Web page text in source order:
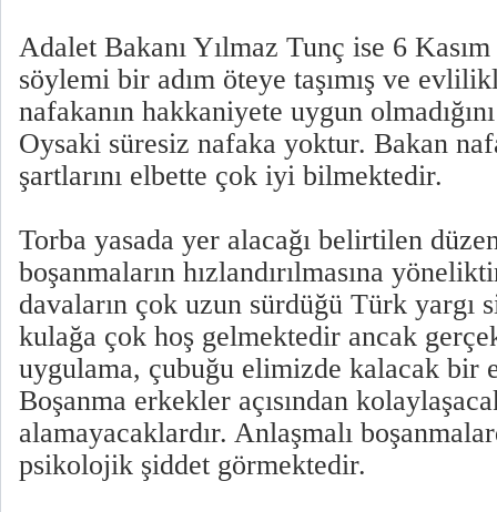
Adalet Bakanı Yılmaz Tunç ise 6
söylemi bir adım öteye taşımış ve
nafakanın hakkaniyete uygun
Oysaki süresiz nafaka yoktur. Bakan
şartlarını elbette çok iyi bilmektedir.
Torba yasada yer alacağı belirtilen
boşanmaların hızlandırılmasına
davaların çok uzun sürdüğü Türk yargı
kulağa çok hoş gelmektedir ancak
uygulama, çubuğu elimizde kalacak bir
Boşanma erkekler açısından
alamayacaklardır. Anlaşmalı
psikolojik şiddet görmektedir.